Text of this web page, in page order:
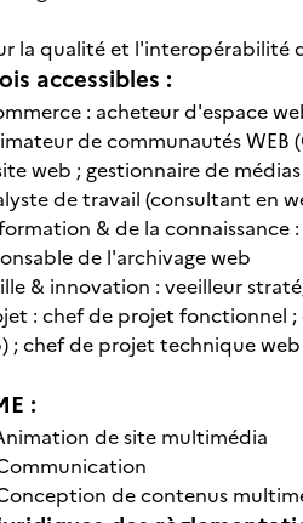
la qualité et l'interopérabilité
accessibles :
: acheteur d'espace
de communautés
web ; gestionnaire de
de travail (consultant en
& de la connaissance
de l'archivage web
& innovation : veeilleur
: chef de projet fonctionnel
; chef de projet technique web
:
de site multimédia
de contenus